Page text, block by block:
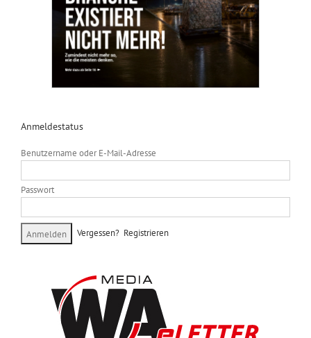
Anmeldestatus
Benutzername oder E-Mail-Adresse
Passwort
Vergessen? Registrieren